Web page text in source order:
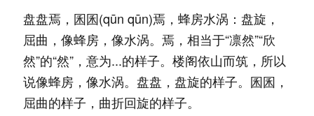
盘盘焉，囷囷(qūn qūn)焉，蜂房水涡：盘旋，
屈曲，像蜂房，像水涡。焉，相当于“凛然”“欣
然”的“然”，意为...的样子。楼阁依山而筑，所以
说像蜂房，像水涡。盘盘，盘旋的样子。囷囷，
屈曲的样子，曲折回旋的样子。